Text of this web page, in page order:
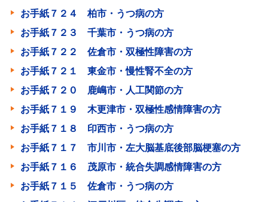
お手紙７２４ 柏市・うつ病の方
お手紙７２３ 千葉市・うつ病の方
お手紙７２２ 佐倉市・双極性障害の方
お手紙７２１ 東金市・慢性腎不全の方
お手紙７２０ 鹿嶋市・人工関節の方
お手紙７１９ 木更津市・双極性感情障害の方
お手紙７１８ 印西市・うつ病の方
お手紙７１７ 市川市・左大脳基底後部脳梗塞の方
お手紙７１６ 茂原市・統合失調感情障害の方
お手紙７１５ 佐倉市・うつ病の方